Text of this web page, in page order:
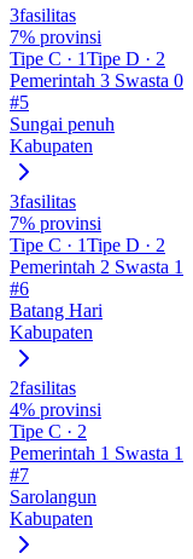
3fasilitas
7% provinsi
Tipe C · 1Tipe D · 2
Pemerintah 3 Swasta 0
#5
Sungai penuh
Kabupaten
3fasilitas
7% provinsi
Tipe C · 1Tipe D · 2
Pemerintah 2 Swasta 1
#6
Batang Hari
Kabupaten
2fasilitas
4% provinsi
Tipe C · 2
Pemerintah 1 Swasta 1
#7
Sarolangun
Kabupaten